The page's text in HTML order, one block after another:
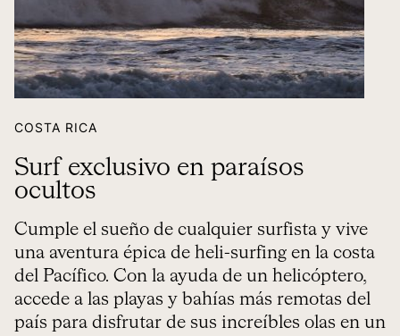
COSTA RICA
Surf exclusivo en paraísos
ocultos
Cumple el sueño de cualquier surfista y vive
una aventura épica de heli-surfing en la costa
del Pacífico. Con la ayuda de un helicóptero,
accede a las playas y bahías más remotas del
país para disfrutar de sus increíbles olas en un